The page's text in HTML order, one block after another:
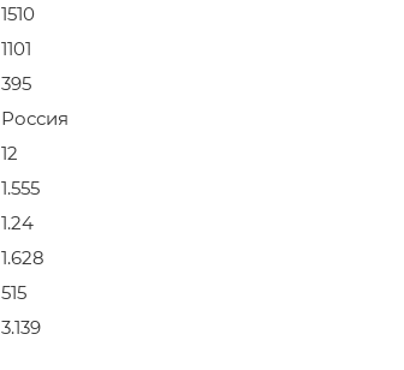
1510
1101
395
Россия
12
1.555
1.24
1.628
515
3.139